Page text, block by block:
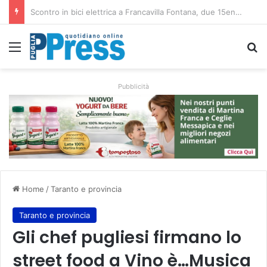
Altamura, aziende agricole donano foraggio all’allevatore colpito dall’incendio nell’Alta Murgia
Menu
Pubblicità
Home /Taranto e provincia
Taranto e provincia
Gli chef pugliesi firmano lo
street food a Vino è…Musica